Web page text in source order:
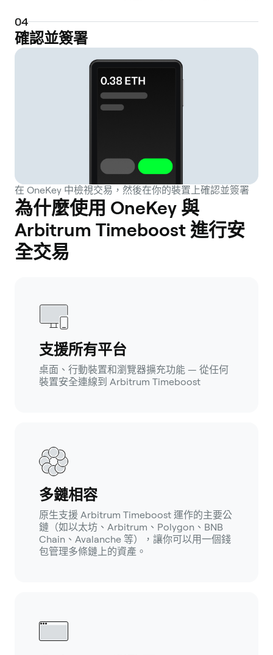
04
確認並簽署
在 OneKey 中檢視交易，然後在你的裝置上確認並簽署
為什麼使用 OneKey 與
Arbitrum Timeboost 進行安
全交易
支援所有平台
桌面、行動裝置和瀏覽器擴充功能 — 從任何
裝置安全連線到 Arbitrum Timeboost
多鏈相容
原生支援 Arbitrum Timeboost 運作的主要公
鏈（如以太坊、Arbitrum、Polygon、BNB
Chain、Avalanche 等），讓你可以用一個錢
包管理多條鏈上的資產。